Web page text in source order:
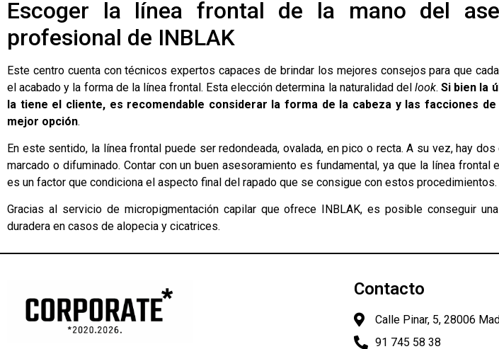
Escoger la línea frontal de la mano del
profesional de INBLAK
Este centro cuenta con técnicos expertos capaces de brindar los mejores consejos para que
el acabado y la forma de la línea frontal. Esta elección determina la naturalidad del look.Si bien la
la tiene el cliente, es recomendable considerar la forma de la cabeza y las facciones
mejor opción.
En este sentido, la línea frontal puede ser redondeada, ovalada, en pico o recta. A su vez, hay
marcado o difuminado. Contar con un buen asesoramiento es fundamental, ya que la línea frontal
es un factor que condiciona el aspecto final del rapado que se consigue con estos procedimientos.
Gracias al servicio de micropigmentación capilar que ofrece INBLAK, es posible conseguir
duradera en casos de alopecia y cicatrices.
Contacto
Calle Pinar, 5, 28006
91 745 58 38